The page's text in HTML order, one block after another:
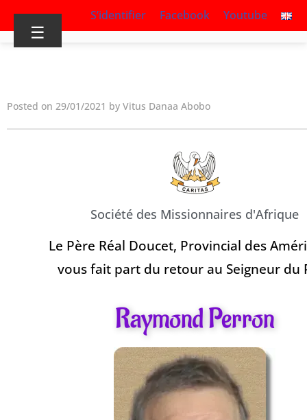
S’identifier Facebook Youtube
☰
Posted on 29/01/2021 by Vitus Danaa Abobo
Société des Missionnaires d'Afrique
Le Père Réal Doucet, Provincial des
vous fait part du retour au Seigneur du
Raymond Perron